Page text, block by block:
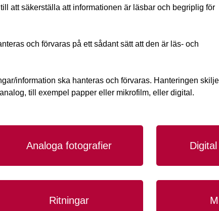
att säkerställa att informationen är läsbar och begriplig för
och förvaras på ett sådant sätt att den är läs- och
information ska hanteras och förvaras. Hanteringen
till exempel papper eller mikrofilm, eller digital.
Analoga fotografier
Ritningar